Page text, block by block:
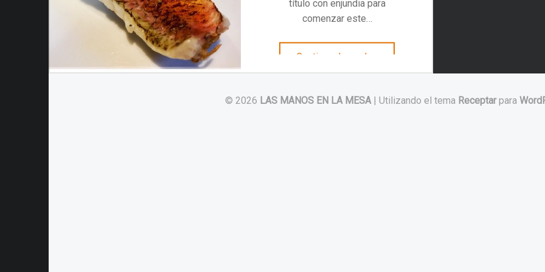
título con enjundia para
comenzar este…
Continuar leyendo “De Raíces y Tierra. Gaytán”
© 2026 LAS MANOS EN LA MESA | Utilizando el tema Receptarpara